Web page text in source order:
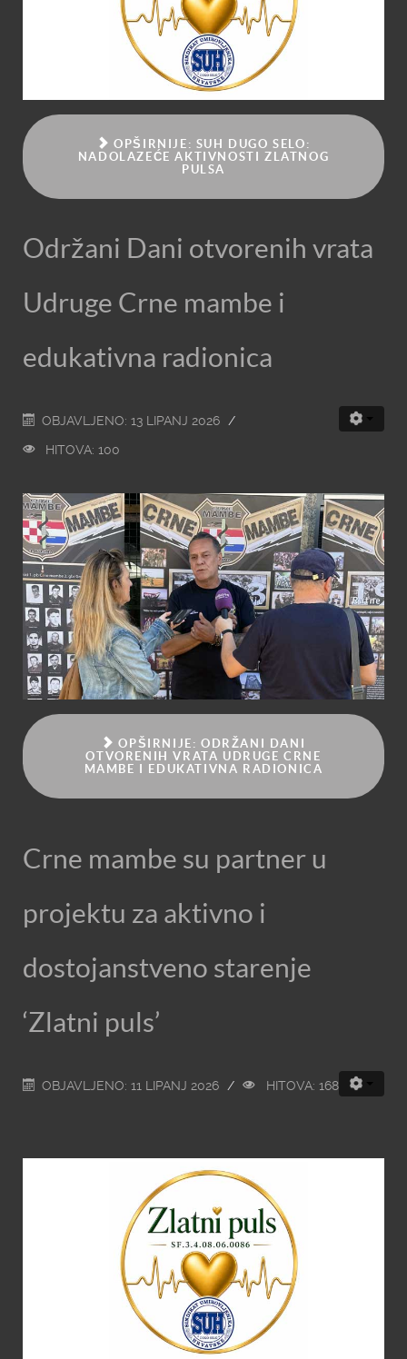
OPŠIRNIJE: SUH DUGO SELO:
NADOLAZEĆE AKTIVNOSTI ZLATNOG
PULSA
Održani Dani otvorenih vrata
Udruge Crne mambe i
edukativna radionica
OBJAVLJENO: 13 LIPANJ 2026
HITOVA: 100
OPŠIRNIJE: ODRŽANI DANI
OTVORENIH VRATA UDRUGE CRNE
MAMBE I EDUKATIVNA RADIONICA
Crne mambe su partner u
projektu za aktivno i
dostojanstveno starenje
‘Zlatni puls’
OBJAVLJENO: 11 LIPANJ 2026 HITOVA: 168